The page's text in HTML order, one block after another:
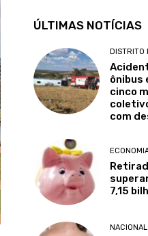
ÚLTIMAS NOTÍCIAS
DISTRITO
ônibus
cinco
com
7,15
NACIONAL